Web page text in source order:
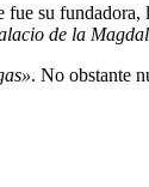
fue su
de la
. No obstante